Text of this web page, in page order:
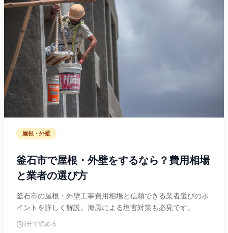
屋根・外壁
釜石市で屋根・外壁をするなら？費用相場
と業者の選び方
釜石市の屋根・外壁工事費用相場と信頼できる業者選びのポ
イントを詳しく解説。海風による塩害対策も必見です。
1分で読める